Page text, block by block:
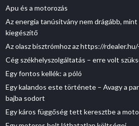
Apu és a motorozás
Az energia tanúsítvány nem drágább,
kiegészítő
Az olasz bisztrómhoz az https://
Cég székhelyszolgáltatás – erre volt
Egy fontos kellék: a póló
Egy kalandos este története – Avagy a
bajba sodort
Egy káros függőség tett keresztbe a